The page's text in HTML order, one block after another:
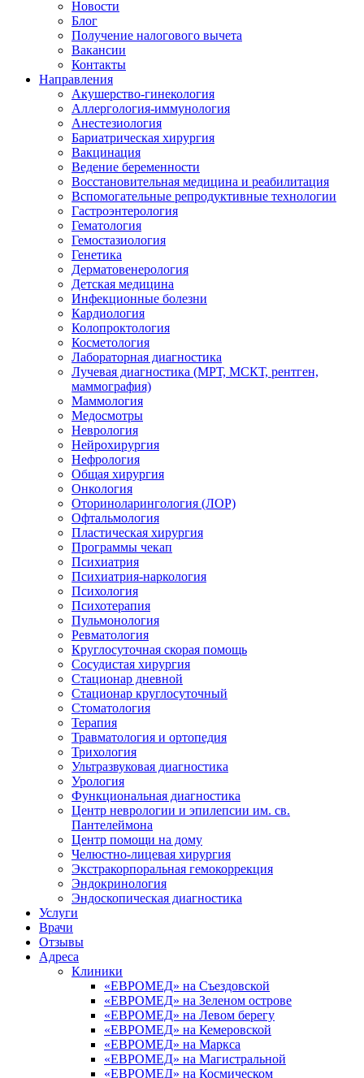
Новости
Блог
Получение налогового вычета
Вакансии
Контакты
Направления
Акушерство-гинекология
Аллергология-иммунология
Анестезиология
Бариатрическая хирургия
Вакцинация
Ведение беременности
Восстановительная медицина и реабилитация
Вспомогательные репродуктивные технологии
Гастроэнтерология
Гематология
Гемостазиология
Генетика
Дерматовенерология
Детская медицина
Инфекционные болезни
Кардиология
Колопроктология
Косметология
Лабораторная диагностика
Лучевая диагностика (МРТ, МСКТ, рентген,
маммография)
Маммология
Медосмотры
Неврология
Нейрохирургия
Нефрология
Общая хирургия
Онкология
Оториноларингология (ЛОР)
Офтальмология
Пластическая хирургия
Программы чекап
Психиатрия
Психиатрия-наркология
Психология
Психотерапия
Пульмонология
Ревматология
Круглосуточная скорая помощь
Сосудистая хирургия
Стационар дневной
Стационар круглосуточный
Стоматология
Терапия
Травматология и ортопедия
Трихология
Ультразвуковая диагностика
Урология
Функциональная диагностика
Центр неврологии и эпилепсии им. св.
Пантелеймона
Центр помощи на дому
Челюстно-лицевая хирургия
Экстракорпоральная гемокоррекция
Эндокринология
Эндоскопическая диагностика
Услуги
Врачи
Отзывы
Адреса
Клиники
«ЕВРОМЕД» на Съездовской
«ЕВРОМЕД» на Зеленом острове
«ЕВРОМЕД» на Левом берегу
«ЕВРОМЕД» на Кемеровской
«ЕВРОМЕД» на Маркса
«ЕВРОМЕД» на Магистральной
«ЕВРОМЕД» на Космическом